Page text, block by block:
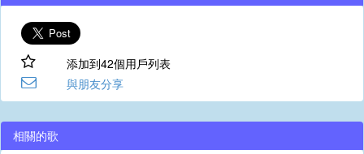
添加到42個用戶列表
與朋友分享
相關的歌